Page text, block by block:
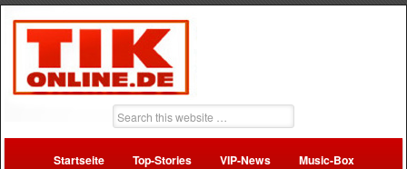
Startseite Top-Stories VIP-News Music-Box